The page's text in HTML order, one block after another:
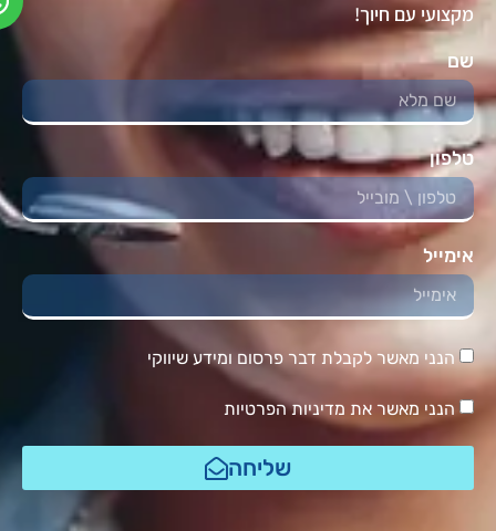
מקצועי עם חיוך!
שם
טלפון
אימייל
הנני מאשר לקבלת דבר פרסום ומידע שיווקי
הנני מאשר את מדיניות הפרטיות
שליחה